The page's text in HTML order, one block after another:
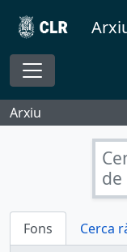
Skip to main content
Toggle
Arxiu
de
Fons
Cerca